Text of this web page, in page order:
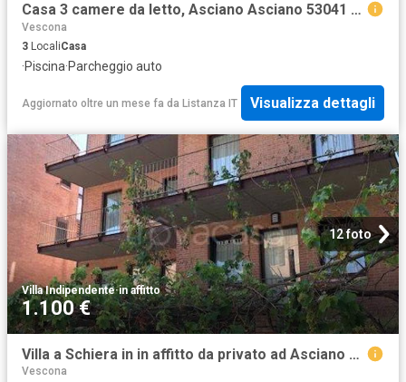
Casa 3 camere da letto, Asciano Asciano 53041 DS83814874
Vescona
3 LocaliCasa
·Piscina·Parcheggio auto
Aggiornato oltre un mese fa da Listanza IT Visualizza dettagli
12 foto
Villa Indipendente·in affitto
1.100 €
Villa a Schiera in in affitto da privato ad Asciano via Belvedere, 75, giardino, terrazzo, da privato TrovaCasa
Vescona